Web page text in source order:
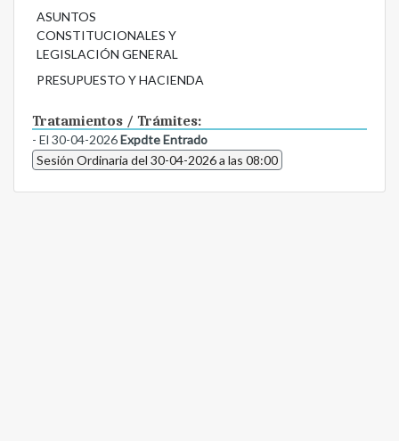
ASUNTOS
CONSTITUCIONALES Y
LEGISLACIÓN GENERAL
PRESUPUESTO Y HACIENDA
Tratamientos / Trámites:
- El 30-04-2026Expdte Entrado
Sesión Ordinaria del 30-04-2026 a las 08:00